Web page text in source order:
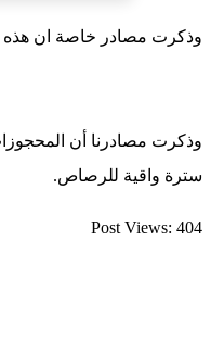
وذكرت مصادر خاصة ان هذه
سترة واقية للرصاص.
Post Views: 404